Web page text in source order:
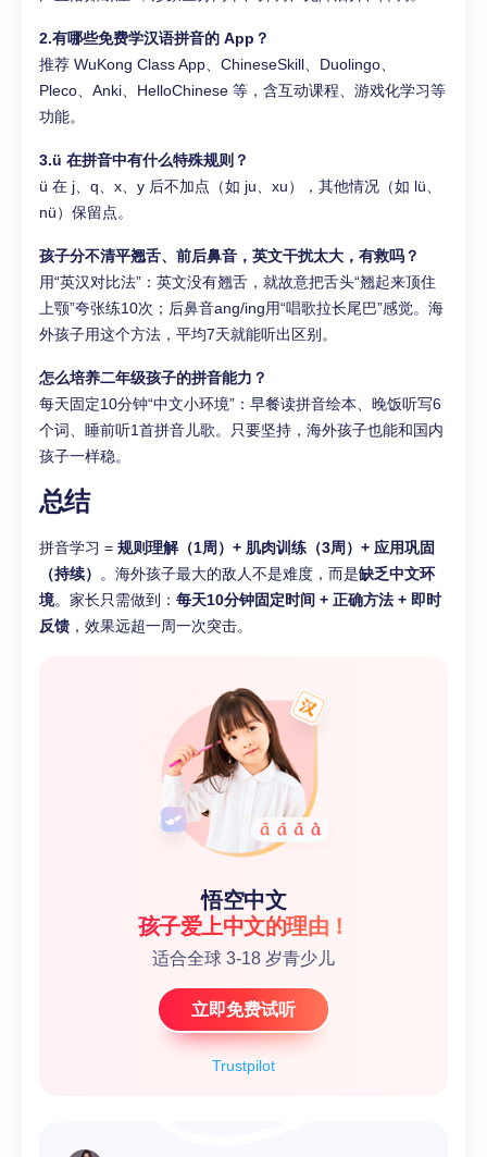
2.有哪些免费学汉语拼音的 App？
推荐 WuKong Class App、ChineseSkill、Duolingo、
Pleco、Anki、HelloChinese 等，含互动课程、游戏化学习等
功能。
3.ü 在拼音中有什么特殊规则？
ü 在 j、q、x、y 后不加点（如 ju、xu），其他情况（如 lü、
nü）保留点。
孩子分不清平翘舌、前后鼻音，英文干扰太大，有救吗？
用“英汉对比法”：英文没有翘舌，就故意把舌头“翘起来顶住
上颚”夸张练10次；后鼻音ang/ing用“唱歌拉长尾巴”感觉。海
外孩子用这个方法，平均7天就能听出区别。
怎么培养二年级孩子的拼音能力？
每天固定10分钟“中文小环境”：早餐读拼音绘本、晚饭听写6
个词、睡前听1首拼音儿歌。只要坚持，海外孩子也能和国内
孩子一样稳。
总结
拼音学习 = 规则理解（1周）+ 肌肉训练（3周）+ 应用巩固
（持续）
。海外孩子最大的敌人不是难度，而是缺乏中文环
境。家长只需做到： 每天10分钟固定时间 + 正确方法 + 即时
反馈 ，效果远超一周一次突击。
Trustpilot
悟空中文
孩子爱上中文的理由！
适合全球 3-18 岁青少儿
立即免费试听